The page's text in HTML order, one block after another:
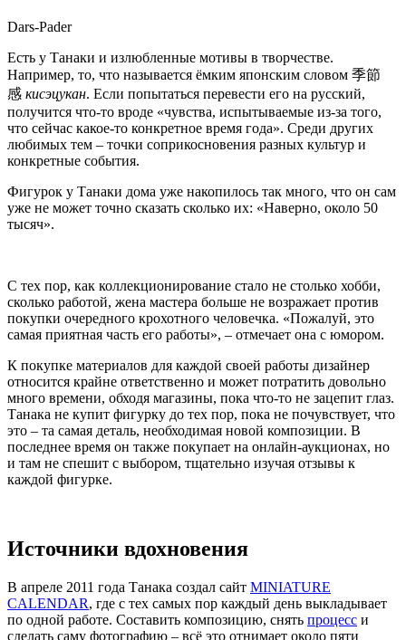
Dars-Pader
Есть у Танаки и излюбленные мотивы в творчестве.
Например, то, что называется ёмким японским словом 季節
感 кисэцукан. Если попытаться перевести его на русский,
получится что-то вроде «чувства, испытываемые из-за того,
что сейчас какое-то конкретное время года». Среди других
любимых тем – точки соприкосновения разных культур и
конкретные события.
Фигурок у Танаки дома уже накопилось так много, что он сам
уже не может точно сказать сколько их: «Наверно, около 50
тысяч».
С тех пор, как коллекционирование стало не столько хобби,
сколько работой, жена мастера больше не возражает против
покупки очередного крохотного человечка. «Пожалуй, это
самая приятная часть его работы», – отмечает она с юмором.
К покупке материалов для каждой своей работы дизайнер
относится крайне ответственно и может потратить довольно
много времени, обходя магазины, пока что-то не зацепит глаз.
Танака не купит фигурку до тех пор, пока не почувствует, что
это – та самая деталь, необходимая новой композиции. В
последнее время он также покупает на онлайн-аукционах, но
и там не спешит с выбором, тщательно изучая отзывы к
каждой фигурке.
Источники вдохновения
В апреле 2011 года Танака создал сайт MINIATURE
CALENDAR, где с тех самых пор каждый день выкладывает
по одной работе. Составить композицию, снять процесс и
сделать саму фотографию – всё это отнимает около пяти